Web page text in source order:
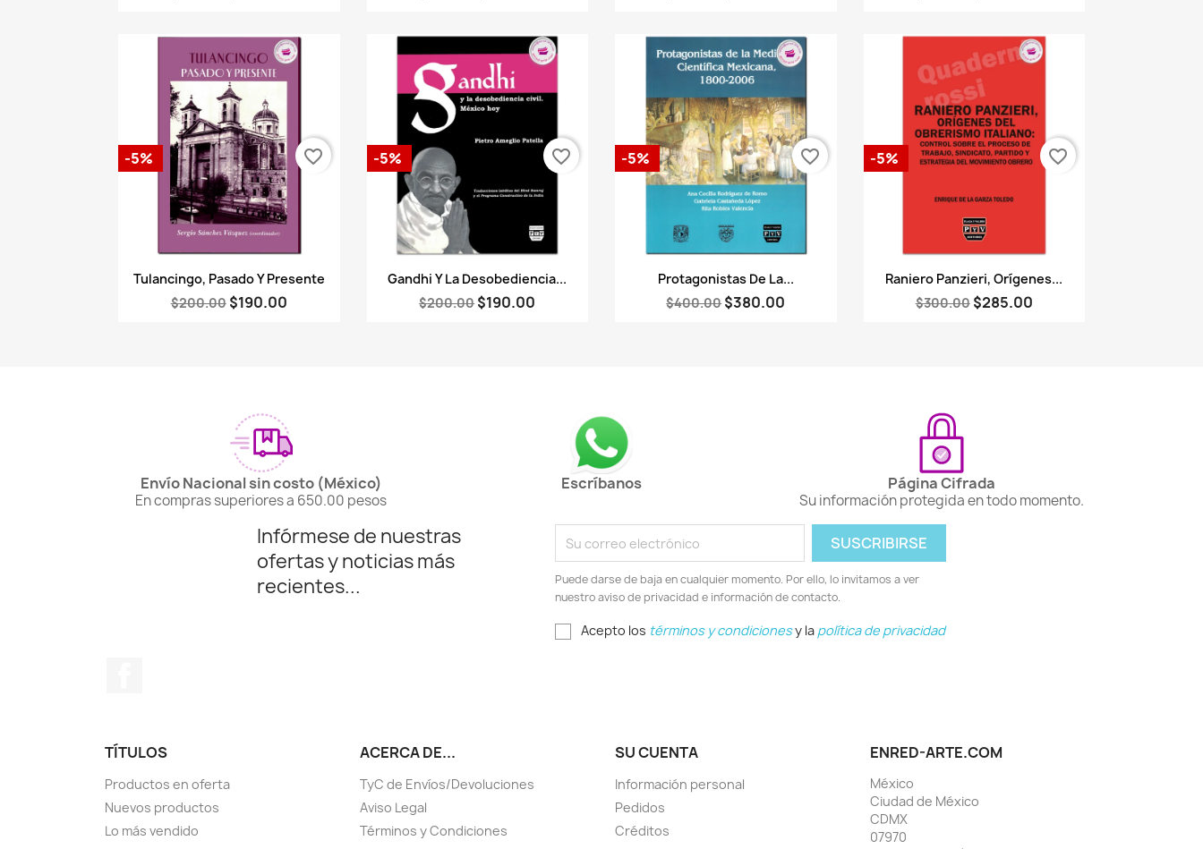
Vista rápida
Tulancingo, Pasado Y Presente
$200.00 $190.00
-5% favorite_border
Vista rápida
Gandhi Y La Desobediencia...
$200.00$190.00
-5% favorite_border
Vista rápida
Protagonistas De La...
$400.00$380.00
-5% favorite_border
Vista rápida
Raniero Panzieri, Orígenes...
$300.00 $285.00
-5% favorite_border
Envío Nacional sin costo (México)
En compras superiores a 650.00 pesos
Escríbanos Página Cifrada
Su información protegida en todo momento.
Infórmese de nuestras
ofertas y noticias más
recientes...
Puede darse de baja en cualquier momento. Por ello, lo invitamos a ver
nuestro aviso de privacidad e información de contacto.
Acepto los términos y condicionesy la política de privacidad
TÍTULOS
Productos en oferta
Nuevos productos
Lo más vendido
ACERCA DE...
TyC de Envíos/Devoluciones
Aviso Legal
Términos y Condiciones
SU CUENTA
Información personal
Pedidos
Créditos
ENRED-ARTE.COM
México
Ciudad de México
CDMX
07970